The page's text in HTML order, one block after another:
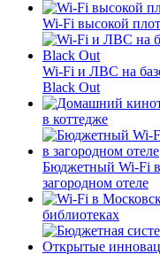
Wi-Fi высокой
Wi-Fi и ЛВС на
Black Out
в коттедже
Бюджетный Wi-Fi
загородном отеле
библиотеках